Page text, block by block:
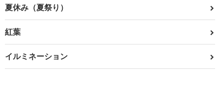
夏休み（夏祭り）
紅葉
イルミネーション